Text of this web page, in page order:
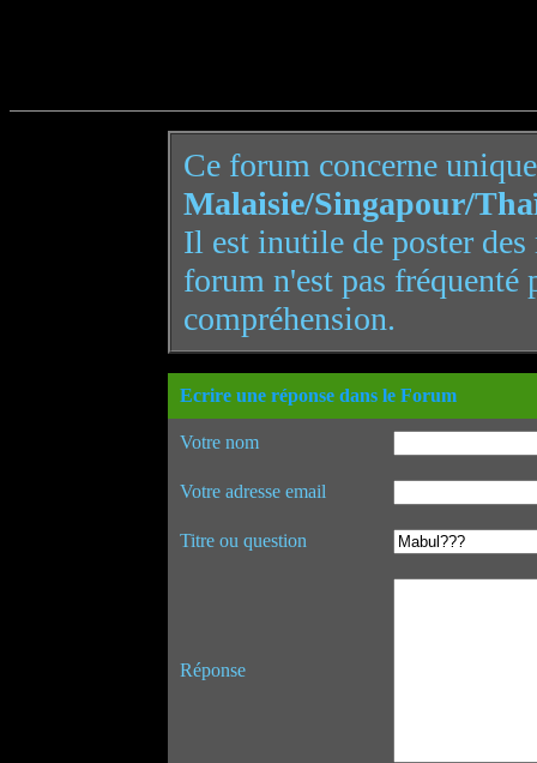
Ce forum concerne
Malaisie/Singapour/
Il est inutile de poster
forum n'est pas
compréhension.
Ecrire une réponse dans le Forum
Votre nom
Votre adresse email
Titre ou question
Réponse